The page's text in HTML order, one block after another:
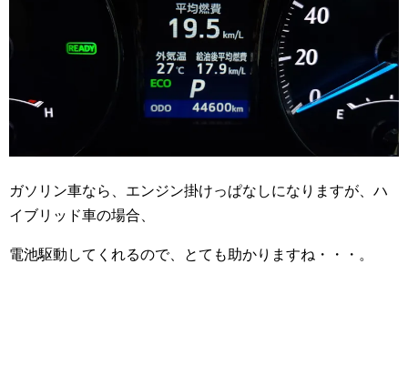
ガソリン車なら、エンジン掛けっぱなしになりますが、ハ
イブリッド車の場合、
電池駆動してくれるので、とても助かりますね・・・。